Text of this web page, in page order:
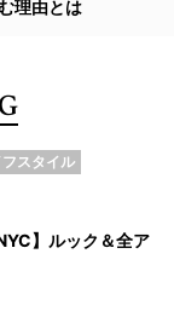
理由とは
スタイル
】ルック＆全ア